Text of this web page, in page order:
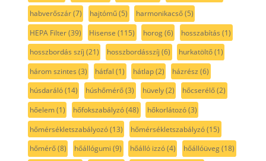
habverőszár(7) hajtómű(5) harmonikacső(5)
HEPA Filter(39) Hisense (115) horog(6) hosszabítás (1)
hosszbordás szíj (21) hosszbordásszíj (6) hurkatöltő(1)
három szintes (3) hátfal (1) hátlap(2) házrész (6)
húsdaráló(14) húshőmérő(3) hüvely(2) hőcserélő(2)
hőelem(1) hőfokszabályzó(48) hőkorlátozó(3)
hőmérsékletszabályozó(13) hőmérsékletszabályzó(15)
hőmérő(8) hőállógumi (9) hőálló izzó(4) hőállóüveg(18)